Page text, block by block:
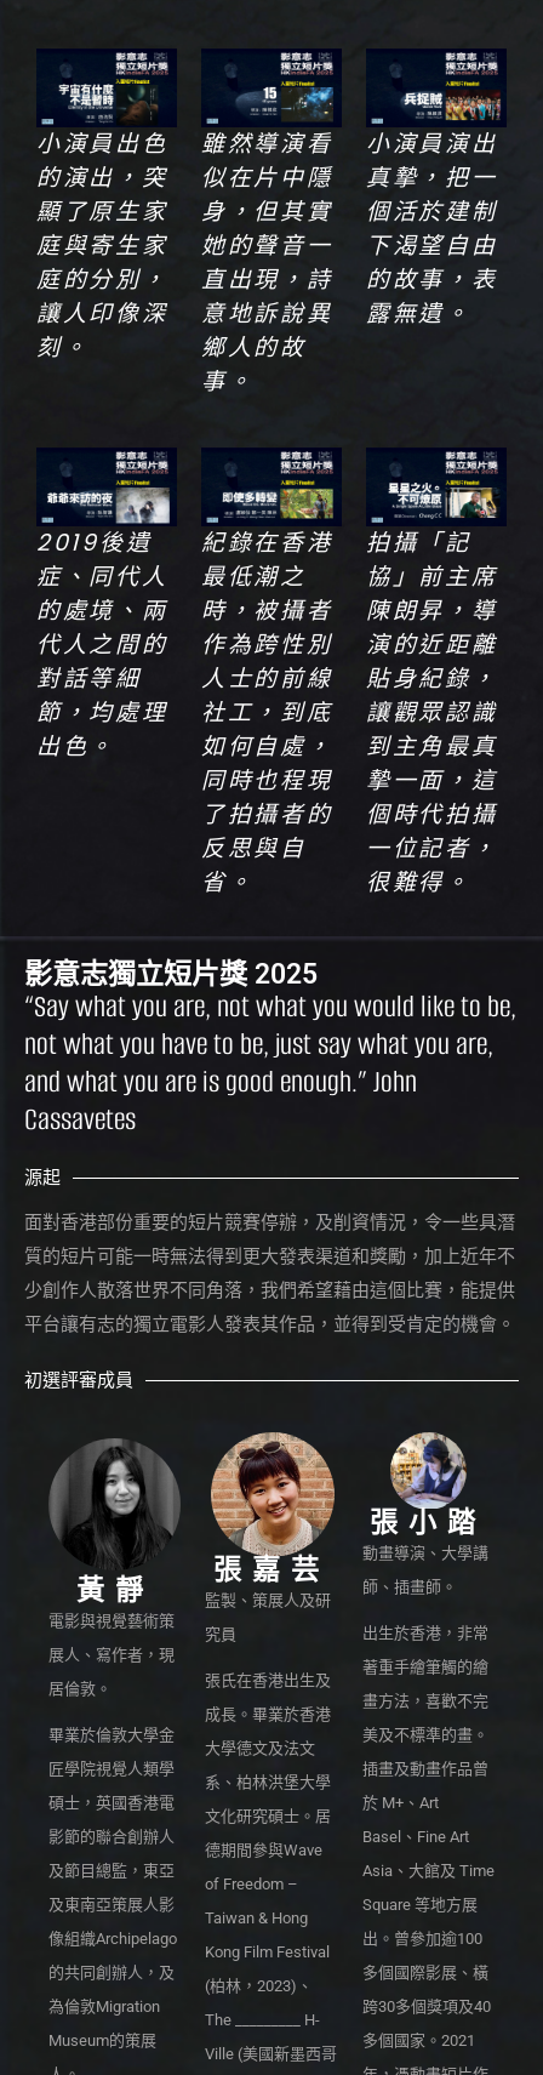
小演員出色
的演出，突
顯了原生家
庭與寄生家
庭的分別，
讓人印像深
刻。
雖然導演看
似在片中隱
身，但其實
她的聲音一
直出現，詩
意地訴說異
鄉人的故
事。
小演員演出
真摯，把一
個活於建制
下渴望自由
的故事，表
露無遺。
2019後遺
症、同代人
的處境、兩
代人之間的
對話等細
節，均處理
出色。
紀錄在香港
最低潮之
時，被攝者
作為跨性別
人士的前線
社工，到底
如何自處，
同時也程現
了拍攝者的
反思與自
省。
拍攝「記
協」前主席
陳朗昇，導
演的近距離
貼身紀錄，
讓觀眾認識
到主角最真
摯一面，這
個時代拍攝
一位記者，
很難得。
影意志獨立短片獎 2025
“Say what you are, not what you would like to be,
not what you have to be, just say what you are,
and what you are is good enough.” John
Cassavetes
源起
面對香港部份重要的短片競賽停辦，及削資情況，令一些具潛
質的短片可能一時無法得到更大發表渠道和獎勵，加上近年不
少創作人散落世界不同角落，我們希望藉由這個比賽，能提供
平台讓有志的獨立電影人發表其作品，並得到受肯定的機會。
初選評審成員
黃靜
電影與視覺藝術策
展人、寫作者，現
居倫敦。
畢業於倫敦大學金
匠學院視覺人類學
碩士，英國香港電
影節的聯合創辦人
及節目總監，東亞
及東南亞策展人影
像組織Archipelago
的共同創辦人，及
為倫敦Migration
Museum的策展
張嘉芸
監製、策展人及研
究員
張氏在香港出生及
成長。畢業於香港
大學德文及法文
系、柏林洪堡大學
文化研究碩士。居
德期間參與Wave
of Freedom –
Taiwan & Hong
Kong Film Festival
(柏林，2023)、
The _________ H-
Ville (美國新墨西哥
張小踏
動畫導演、大學講
師、插畫師。
出生於香港，非常
著重手繪筆觸的繪
畫方法，喜歡不完
美及不標準的畫。
插畫及動畫作品曾
於 M+、Art
Basel、Fine Art
Asia、大館及 Time
Square 等地方展
出。曾參加逾100
多個國際影展、橫
跨30多個獎項及40
多個國家。2021